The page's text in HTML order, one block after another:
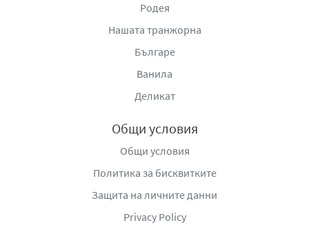
Родея
Нашата транжорна
Българе
Ванила
Деликат
Общи условия
Общи условия
Политика за бисквитките
Защита на личните данни
Privacy Policy